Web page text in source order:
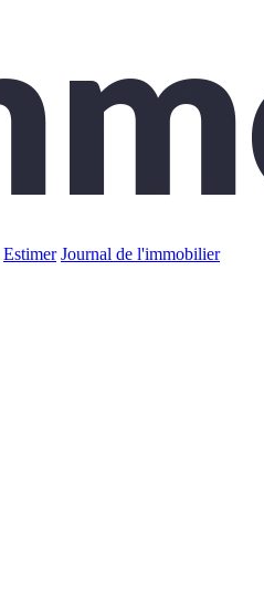
Estimer Journal de l'immobilier